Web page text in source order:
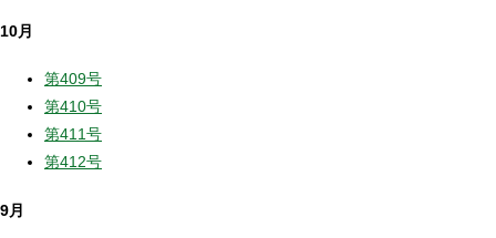
10月
第409号
第410号
第411号
第412号
9月